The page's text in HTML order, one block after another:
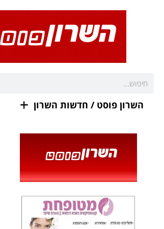
השרון פוסט / חדשות השרון